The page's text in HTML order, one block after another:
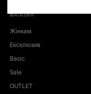
nc
МАГАЗИН
Жінкам
Ексклюзив
Basic
Sale
OUTLET